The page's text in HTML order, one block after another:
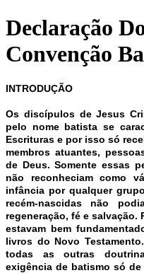
Declaração
Convenção
INTRODUÇÃO
Os discípulos de Jesus
pelo nome batista se
Escrituras e por isso só
membros atuantes,
de Deus. Somente essas
não reconheciam como
infância por qualquer
recém-nascidas não
regeneração, fé e salvação.
estavam bem
livros do Novo
todas as outras
exigência de batismo só